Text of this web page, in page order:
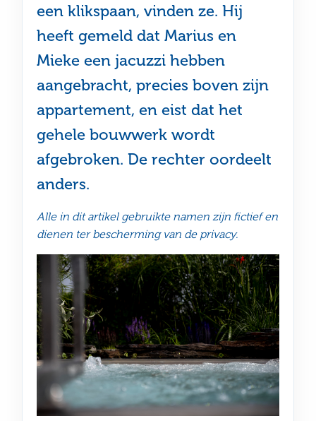
een klikspaan, vinden ze. Hij
heeft gemeld dat Marius en
Mieke een jacuzzi hebben
aangebracht, precies boven zijn
appartement, en eist dat het
gehele bouwwerk wordt
afgebroken. De rechter oordeelt
anders.
Alle in dit artikel gebruikte namen zijn fictief en
dienen ter bescherming van de privacy.